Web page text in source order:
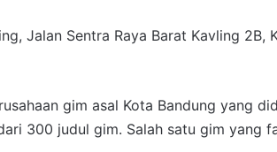
Jalan Sentra Raya Barat Kavling 2B,
gim asal Kota Bandung yang
300 judul gim. Salah satu gim yang